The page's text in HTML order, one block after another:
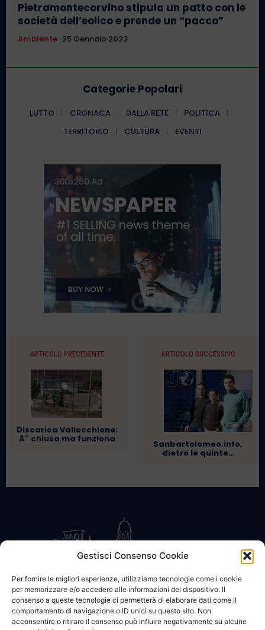
Gestisci Consenso Cookie
Per fornire le migliori esperienze, utilizziamo tecnologie come i cookie
per memorizzare e/o accedere alle informazioni del dispositivo. Il
consenso a queste tecnologie ci permetterà di elaborare dati come il
comportamento di navigazione o ID unici su questo sito. Non
acconsentire o ritirare il consenso può influire negativamente su alcune
Pietramontecorvino stipula un patto con le
società dell’eolico e prende un “pacco”
Ambiente 25 Gennaio 2023
Categorie Popolari
LUTTO CRONACA DALLA RETE
POLITICA
TERRITORIO
CULTURA EVENTI
ARTICOLO PRECEDENTE
Discarica Vallocchione:
Ã¨ chiusa ma funziona
ARTICOLO SUCCESSIVO
Sanbartolomeo.info,
dietro le quinte…
CONTATTACI COOKIE POLICY PRIVACY